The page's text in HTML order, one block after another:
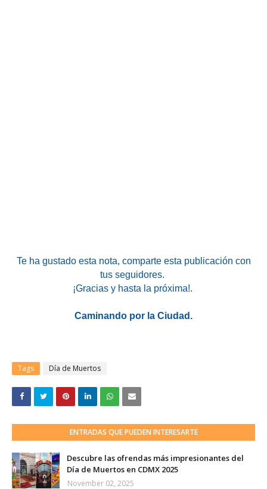
Te ha gustado esta nota, comparte esta publicación con
tus seguidores.
¡Gracias y hasta la próxima!.
Caminando por la Ciudad.
Tags Día de Muertos
ENTRADAS QUE PUEDEN INTERESARTE
Descubre las ofrendas más impresionantes del
Día de Muertos en CDMX 2025
November 02, 2025